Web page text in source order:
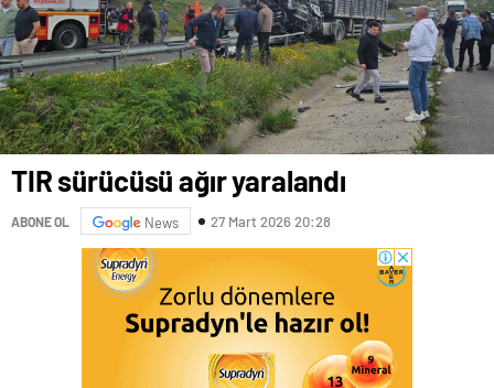
TIR sürücüsü ağır yaralandı
ABONE OL News 27 Mart 2026 20:28